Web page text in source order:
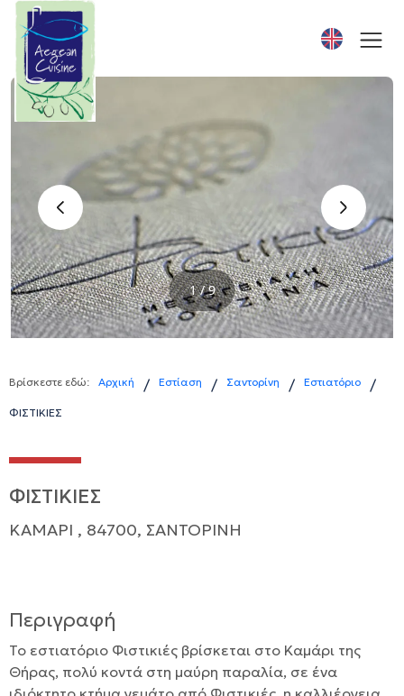
‹ ›
1 / 9
Βρίσκεστε εδώ: Αρχική / Εστίαση / Σαντορίνη / Εστιατόριο /
ΦΙΣΤΙΚΙΕΣ
ΦΙΣΤΙΚΙΕΣ
ΚΑΜΑΡΙ , 84700, ΣΑΝΤΟΡΙΝΗ
Περιγραφή
Το εστιατόριο Φιστικιές βρίσκεται στο Καμάρι της
Θήρας, πολύ κοντά στη μαύρη παραλία, σε ένα